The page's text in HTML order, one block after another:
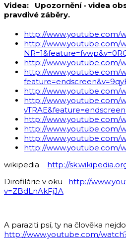
Videa: Upozornění - videa
pravdivé záběry.
http://www.youtube.com/
http://www.youtube.com/
http://www.youtube.com/
http://www.youtube.com/
http://www.youtube.com/
http://www.youtube.com/
http://www.youtube.com/
http://www.youtube.com/
http://www.youtube.com/
http://www.youtube.com/
wikipedia http://
Dirofilárie v oku http://
v=ZBdLnAkFjJA
A paraziti psí, ty na člověka
http://www.youtube.com/